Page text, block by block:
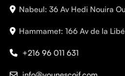
Nabeul: 36 Av Hedi Nouira
Hammamet: 166 Av de la
+216 96 011 631